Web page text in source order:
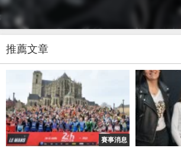
推薦文章
賽事消息